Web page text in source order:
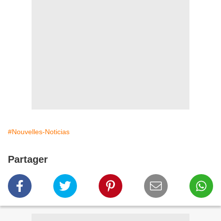
#Nouvelles-Noticias
Partager